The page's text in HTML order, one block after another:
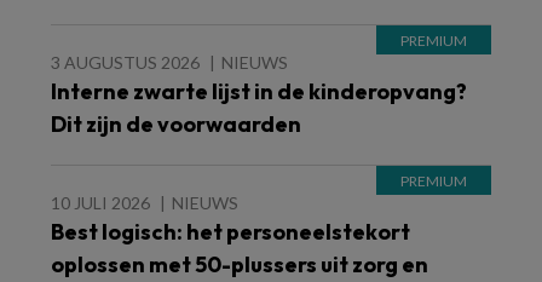
3 AUGUSTUS 2026 NIEUWS
Interne zwarte lijst in de kinderopvang?
Dit zijn de voorwaarden
10 JULI 2026 NIEUWS
Best logisch: het personeelstekort
oplossen met 50-plussers uit zorg en